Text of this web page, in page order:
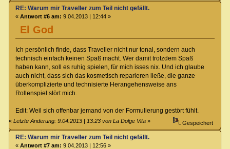
El God
RE: Warum mir Traveller zum Teil nicht gefällt.
« Antwort #6 am: 9.04.2013 | 12:44 »
Ich persönlich finde, dass Traveller nicht nur tonal, sondern auch
technisch einfach keinen Spaß macht. Wer damit trotzdem Spaß
haben kann, soll es ruhig spielen, für mich isses nix. Und ich glaube
auch nicht, dass sich das kosmetisch reparieren ließe, die ganze
überkomplizierte und technisierte Herangehensweise ans
Rollenspiel stört mich.
Edit: Weil sich offenbar jemand von der Formulierung gestört fühlt.
«Letzte Änderung: 9.04.2013 | 13:23 von La Dolge Vita » Gespeichert
RE: Warum mir Traveller zum Teil nicht gefällt.
« Antwort #7 am: 9.04.2013 | 12:56 »